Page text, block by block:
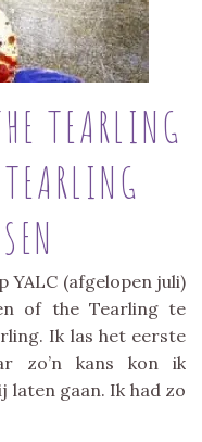
TEARLING
YALC (afgelopen juli)
of the Tearling te
Ik las het eerste
zo’n kans kon ik
laten gaan. Ik had zo